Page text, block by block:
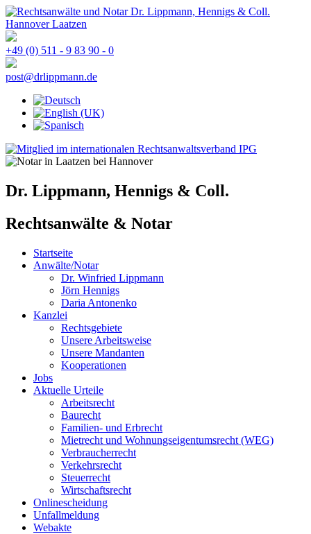
+49 (0) 511 - 9 83 90 - 0
Dr. Lippmann, Hennigs & Coll.
Rechtsanwälte & Notar
Startseite
Anwälte/Notar
Dr. Winfried Lippmann
Jörn Hennigs
Daria Antonenko
Kanzlei
Rechtsgebiete
Unsere Arbeitsweise
Unsere Mandanten
Kooperationen
Jobs
Aktuelle Urteile
Arbeitsrecht
Baurecht
Familien- und Erbrecht
Mietrecht und Wohnungseigentumsrecht (WEG)
Verbraucherrecht
Verkehrsrecht
Steuerrecht
Wirtschaftsrecht
Onlinescheidung
Unfallmeldung
Webakte